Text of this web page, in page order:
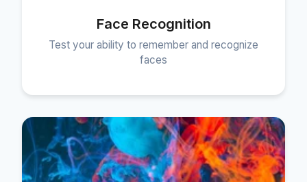
Face Recognition
Test your ability to remember and recognize
faces